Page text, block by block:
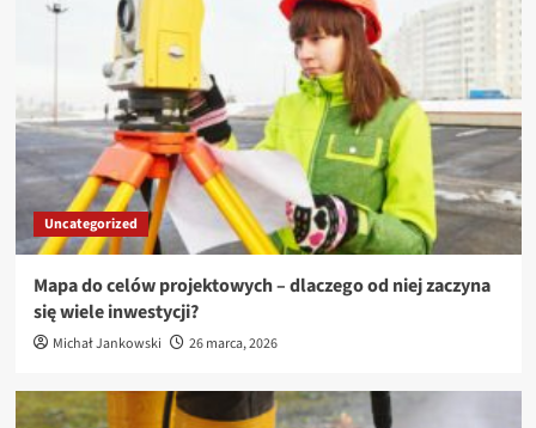
Uncategorized
Mapa do celów projektowych – dlaczego od niej zaczyna
się wiele inwestycji?
Michał Jankowski 26 marca, 2026